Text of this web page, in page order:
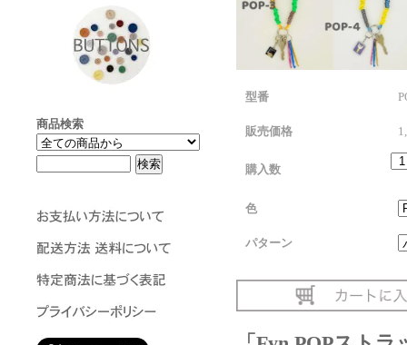
商品検索
型番
販売価格
購入数
色
パターン